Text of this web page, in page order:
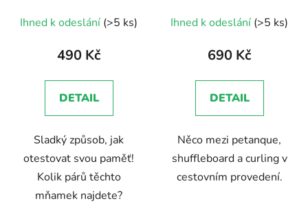
Ihned k odeslání (>5 ks)
490 Kč
DETAIL
Sladký způsob, jak
otestovat svou paměť!
Kolik párů těchto
mňamek najdete?
Ihned k odeslání (>5 ks)
690 Kč
DETAIL
Něco mezi petanque,
shuffleboard a curling v
cestovním provedení.